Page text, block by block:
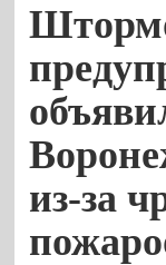
из-за